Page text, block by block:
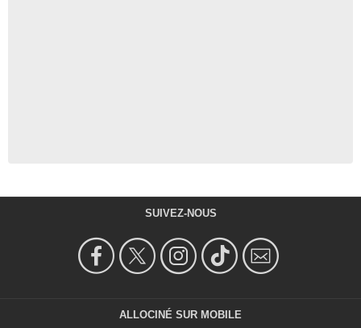
SUIVEZ-NOUS
ALLOCINÉ SUR MOBILE